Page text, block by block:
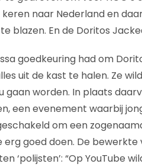
naar Nederland en
blazen. En de Doritos
goedkeuring had om
uit de kast te halen. Ze
gaan worden. In plaats
een evenement waarbij
om een
erg goed doen. De
‘polijsten’: “Op YouTube